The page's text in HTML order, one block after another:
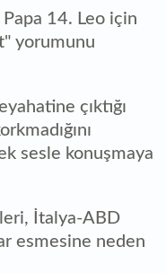
14. Leo için
yorumunu
çıktığı
sesle konuşmaya
İtalya-ABD
esmesine neden